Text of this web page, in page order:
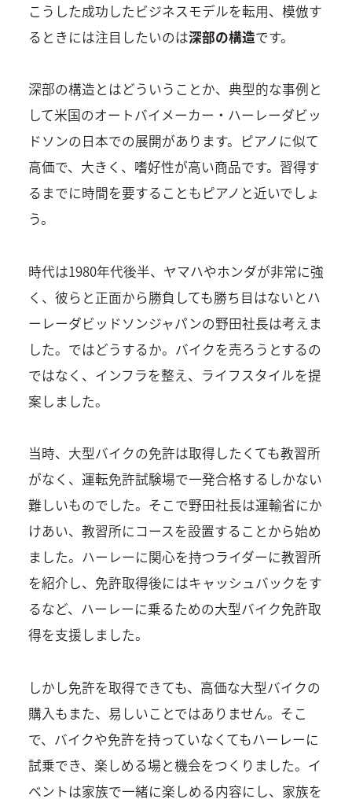
こうした成功したビジネスモデルを転用、模倣す
るときには注目したいのは深部の構造です。
深部の構造とはどういうことか、典型的な事例と
して米国のオートバイメーカー・ハーレーダビッ
ドソンの日本での展開があります。ピアノに似て
高価で、大きく、嗜好性が高い商品です。習得す
るまでに時間を要することもピアノと近いでしょ
う。
時代は1980年代後半、ヤマハやホンダが非常に強
く、彼らと正面から勝負しても勝ち目はないとハ
ーレーダビッドソンジャパンの野田社長は考えま
した。ではどうするか。バイクを売ろうとするの
ではなく、インフラを整え、ライフスタイルを提
案しました。
当時、大型バイクの免許は取得したくても教習所
がなく、運転免許試験場で一発合格するしかない
難しいものでした。そこで野田社長は運輸省にか
けあい、教習所にコースを設置することから始め
ました。ハーレーに関心を持つライダーに教習所
を紹介し、免許取得後にはキャッシュバックをす
るなど、ハーレーに乗るための大型バイク免許取
得を支援しました。
しかし免許を取得できても、高価な大型バイクの
購入もまた、易しいことではありません。そこ
で、バイクや免許を持っていなくてもハーレーに
試乗でき、楽しめる場と機会をつくりました。イ
ベントは家族で一緒に楽しめる内容にし、家族を